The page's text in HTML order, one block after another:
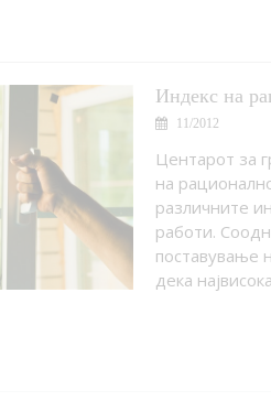
Индекс на
11/2012
Центарот за
на
различните
работи.
поставување
дека